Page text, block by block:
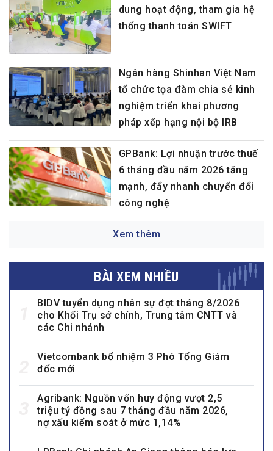
dung hoạt động, tham gia hệ
thống thanh toán SWIFT
Ngân hàng Shinhan Việt Nam
tổ chức tọa đàm chia sẻ kinh
nghiệm triển khai phương
pháp xếp hạng nội bộ IRB
GPBank: Lợi nhuận trước thuế
6 tháng đầu năm 2026 tăng
mạnh, đẩy nhanh chuyển đổi
công nghệ
Xem thêm
BÀI XEM NHIỀU
BIDV tuyển dụng nhân sự đợt tháng 8/2026
cho Khối Trụ sở chính, Trung tâm CNTT và
các Chi nhánh
Vietcombank bổ nhiệm 3 Phó Tổng Giám
đốc mới
Agribank: Nguồn vốn huy động vượt 2,5
triệu tỷ đồng sau 7 tháng đầu năm 2026,
nợ xấu kiểm soát ở mức 1,14%